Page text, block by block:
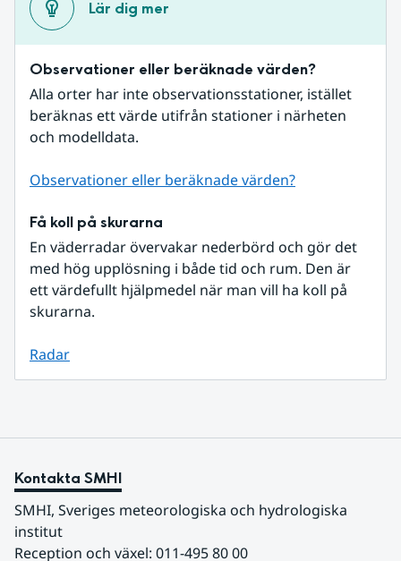
Lär dig mer
Observationer eller beräknade värden?
Alla orter har inte observationsstationer, istället
beräknas ett värde utifrån stationer i närheten
och modelldata.
Observationer eller beräknade värden?
Få koll på skurarna
En väderradar övervakar nederbörd och gör det
med hög upplösning i både tid och rum. Den är
ett värdefullt hjälpmedel när man vill ha koll på
skurarna.
Radar
Kontakta SMHI
SMHI, Sveriges meteorologiska och hydrologiska
institut
Reception och växel: 011-495 80 00